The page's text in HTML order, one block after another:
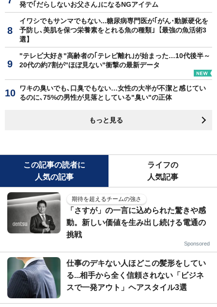
発で｢だらしないお父さん｣になるNGアイテム
イワシでもサンマでもない...糖尿病専門医が｢がん･動脈硬化を
予防し､美肌を保つ栄養素をとれる魚の種類｣【最強の魚活術3
選】
"テレビ大好き"高齢者の｢テレビ離れ｣が始まった…10代後半～
20代の約7割が"ほぼ見ない"衝撃の最新データ
ワキの臭いでも､口臭でもない…女性の大半が不潔と感じてい
るのに､75%の男性が見落としている"臭い"の正体
もっと見る
この記事の読者に
人気の記事
ライフの
人気記事
期待を超えるチームの強さ
「さすが」の一言に込められた驚きや感
動。新しい価値を生み出し続ける電通の
挑戦
Sponsored
仕事のデキない人ほどこの髪形をしてい
る...相手から全く信頼されない「ビジネ
スで一発アウト」ヘアスタイル3選